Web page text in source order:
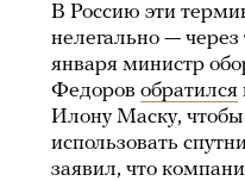
В Россию эти
нелегально —
января министр
Федоров обратился
Илону Маску,
использовать
заявил, что